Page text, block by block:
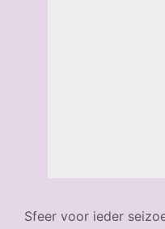
Sfeer voor ieder